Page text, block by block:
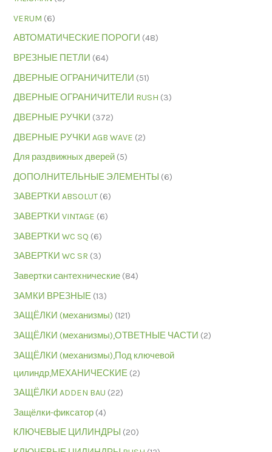
VERUM (6)
АВТОМАТИЧЕСКИЕ ПОРОГИ (48)
ВРЕЗНЫЕ ПЕТЛИ (64)
ДВЕРНЫЕ ОГРАНИЧИТЕЛИ (51)
ДВЕРНЫЕ ОГРАНИЧИТЕЛИ RUSH (3)
ДВЕРНЫЕ РУЧКИ (372)
ДВЕРНЫЕ РУЧКИ AGB WAVE (2)
Для раздвижных дверей (5)
ДОПОЛНИТЕЛЬНЫЕ ЭЛЕМЕНТЫ (6)
ЗАВЕРТКИ ABSOLUT (6)
ЗАВЕРТКИ VINTAGE (6)
ЗАВЕРТКИ WC SQ (6)
ЗАВЕРТКИ WC SR (3)
Завертки сантехнические (84)
ЗАМКИ ВРЕЗНЫЕ (13)
ЗАЩЁЛКИ (механизмы) (121)
ЗАЩЁЛКИ (механизмы),ОТВЕТНЫЕ ЧАСТИ (2)
ЗАЩЁЛКИ (механизмы),Под ключевой
цилиндр,МЕХАНИЧЕСКИЕ (2)
ЗАЩЁЛКИ ADDEN BAU (22)
Защёлки-фиксатор (4)
КЛЮЧЕВЫЕ ЦИЛИНДРЫ (20)